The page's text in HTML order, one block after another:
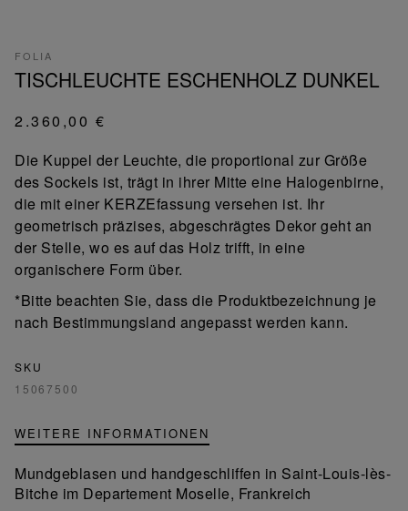
FOLIA
TISCHLEUCHTE ESCHENHOLZ DUNKEL
2.360,00 €
Die Kuppel der Leuchte, die proportional zur Größe
des Sockels ist, trägt in ihrer Mitte eine Halogenbirne,
die mit einer KERZEfassung versehen ist. Ihr
geometrisch präzises, abgeschrägtes Dekor geht an
der Stelle, wo es auf das Holz trifft, in eine
organischere Form über.
*Bitte beachten Sie, dass die Produktbezeichnung je
nach Bestimmungsland angepasst werden kann.
SKU
15067500
WEITERE INFORMATIONEN
Mundgeblasen und handgeschliffen in Saint-Louis-lès-
Bitche im Departement Moselle, Frankreich